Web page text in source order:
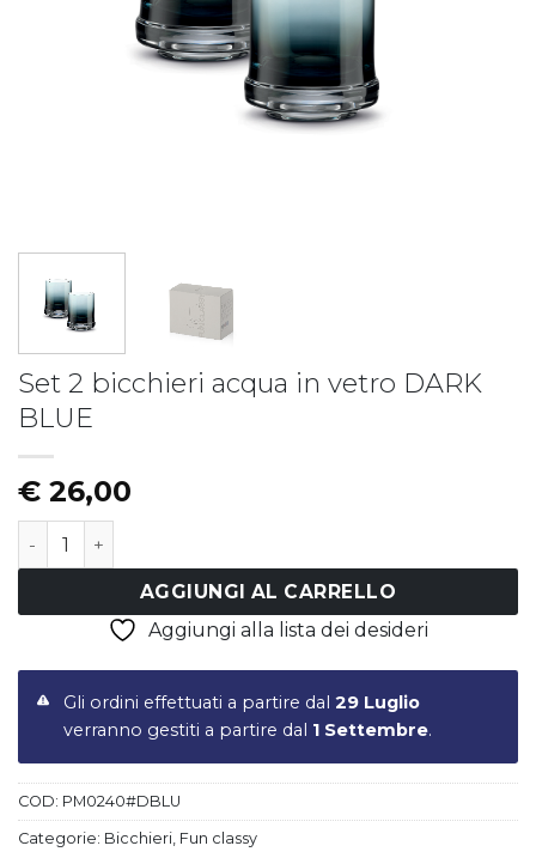
Piatto fondo LIBERTY
19,50
Set 2 bicchieri acqua in vetro DARK
BLUE
€ 26,00
Set 2 bicchieri acqua in vetro DARK BLUE quantità
AGGIUNGI AL CARRELLO
Aggiungi alla lista dei desideri
Gli ordini effettuati a partire dal 29 Luglio
verranno gestiti a partire dal 1 Settembre.
COD: PM0240#DBLU
Categorie: Bicchieri Fun classy